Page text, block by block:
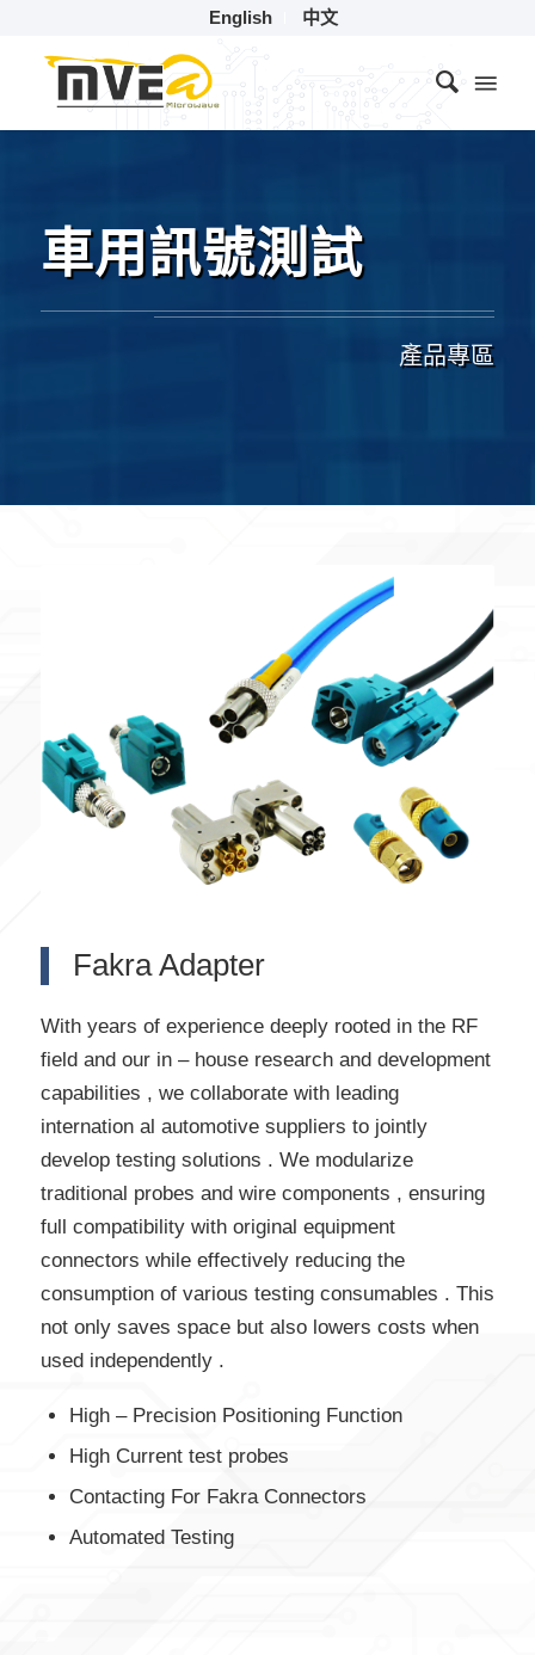
English 中文
車用訊號測試
產品專區
Fakra Adapter
With years of experience deeply rooted in the RF
field and our in – house research and development
capabilities , we collaborate with leading
internation al automotive suppliers to jointly
develop testing solutions . We modularize
traditional probes and wire components , ensuring
full compatibility with original equipment
connectors while effectively reducing the
consumption of various testing consumables . This
not only saves space but also lowers costs when
used independently .
High – Precision Positioning Function
High Current test probes
Contacting For Fakra Connectors
Automated Testing